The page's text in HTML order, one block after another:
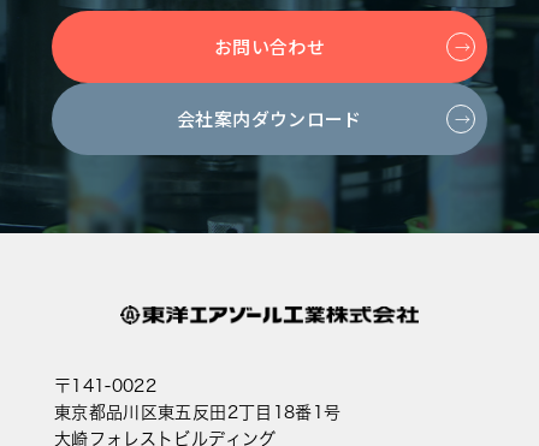
お問い合わせ
会社案内ダウンロード
〒141-0022
東京都品川区東五反田2丁目18番1号
大崎フォレストビルディング